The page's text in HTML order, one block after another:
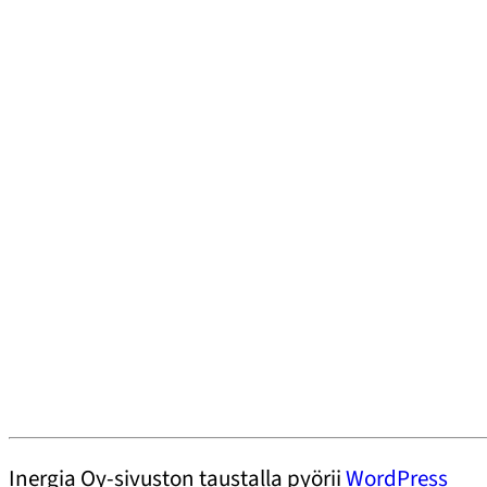
Inergia Oy-sivuston taustalla pyöriiWordPress